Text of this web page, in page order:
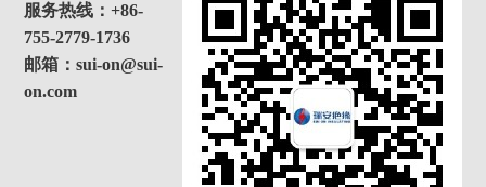
服务热线：+86-
755-2779-1736
邮箱：sui-on@sui-
on.com